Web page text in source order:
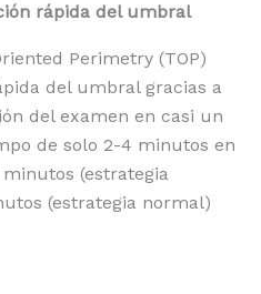
rápida del umbral
Perimetry (TOP)
del umbral gracias a
del examen en casi un
de solo 2-4 minutos en
(estrategia
(estrategia normal)